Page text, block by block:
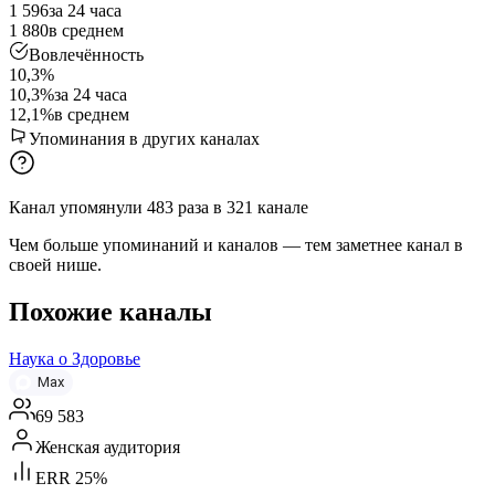
1 596за 24 часа
1 880в среднем
Вовлечённость
10,3%
10,3%за 24 часа
12,1%в среднем
Упоминания в других каналах
Канал упомянули 483 раза в 321 канале
Чем больше упоминаний и каналов — тем заметнее канал в
своей нише.
Похожие каналы
Наука о Здоровье
Max
69 583
Женская аудитория
ERR 25%